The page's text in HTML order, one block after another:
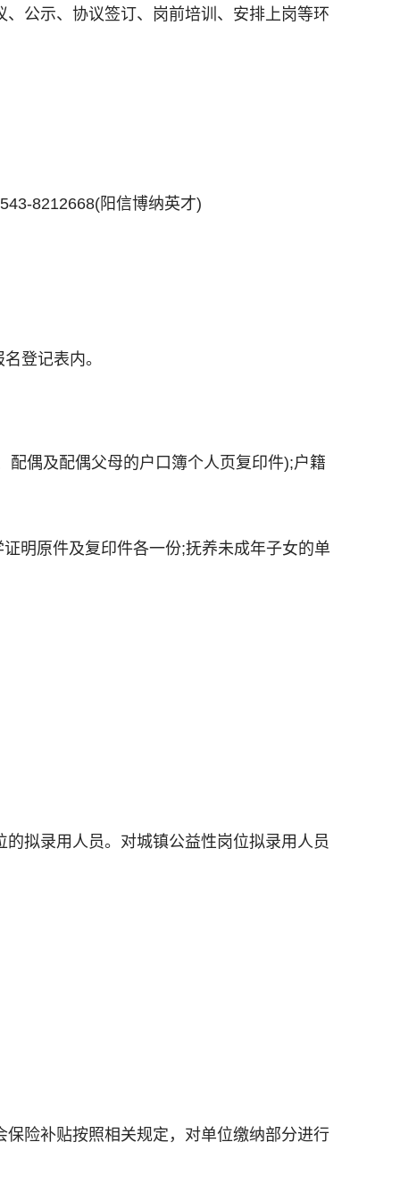
公示、协议签订、岗前培训、安排上岗等环
8212668(阳信博纳英才)
登记表内。
偶及配偶父母的户口簿个人页复印件);户籍
明原件及复印件各一份;抚养未成年子女的单
拟录用人员。对城镇公益性岗位拟录用人员
险补贴按照相关规定，对单位缴纳部分进行